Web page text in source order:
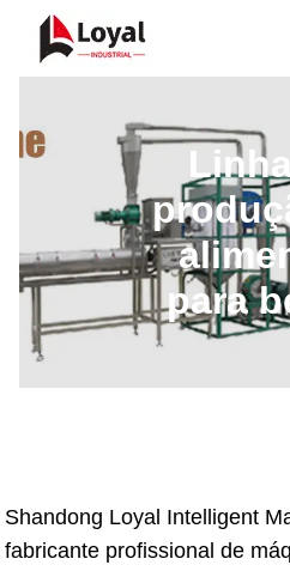
para
Shandong Loyal Intelligent
fabricante profissional de